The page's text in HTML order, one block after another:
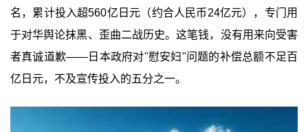
名，累计投入超560亿日元（约合人民币24亿元），专门用
于对华舆论抹黑、歪曲二战历史。这笔钱，没有用来向受害
者真诚道歉——日本政府对"慰安妇"问题的补偿总额不足百
亿日元，不及宣传投入的五分之一。